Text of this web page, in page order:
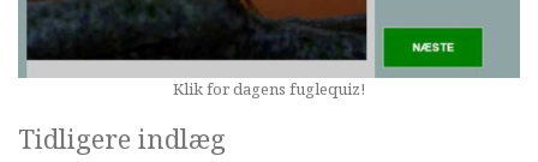
Klik for dagens fuglequiz!
Tidligere indlæg